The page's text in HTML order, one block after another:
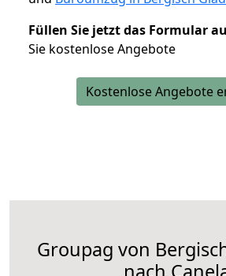
Füllen Sie jetzt das Formular
Sie kostenlose Angebote
Kostenlose Angebote
Groupag von